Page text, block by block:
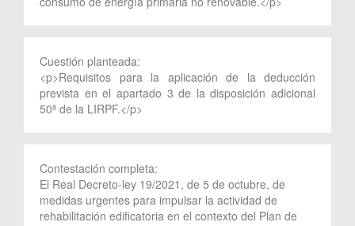
Cuestión planteada:
<p>Requisitos para la aplicación de la deducción
prevista en el apartado 3 de la disposición adicional
50ª de la LIRPF.</p>
Contestación completa:
El Real Decreto-ley 19/2021, de 5 de octubre, de
medidas urgentes para impulsar la actividad de
rehabilitación edificatoria en el contexto del Plan de